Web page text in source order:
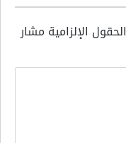
الحقول الإلزامية مشار